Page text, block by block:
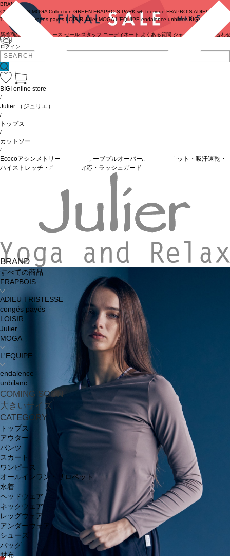
ログイン
BRAND
COUTURIER MOGA Collection GREEN FRAPBOIS PARK wb feerique FRAPBOIS ADIEU
TRISTESSE
congés payés LOISIR Julier MOGA L'EQUIPE endalence unbilanc BIGI online store
新着商品 ニュース セール スタッフ コーディネート よくある質問 ジャーナル お問い合わ
BRAND
すべての商品
FRAPBOIS
ADIEU TRISTESSE
congés payés
LOISIR
Julier
MOGA
L'EQUIPE
endalence
unbilanc
COMING SOON
大きいサイズ
CATEGORY
トップス
アウター
パンツ
スカート
ワンピース
オールインワン・サロペット
水着
ヘッドウェア
ネックウェア
レッグウェア
アンダーウェア
シューズ
バッグ
財布
BIGI online store
/
Julier （ジュリエ）
/
トップス
/
カットソー
/
Ecocoアシンメトリー ロングスリーブプルオーバー/エコ・UVカット・吸汗速乾・
ハイストレッチ・ホットヨガ対応・ラッシュガード